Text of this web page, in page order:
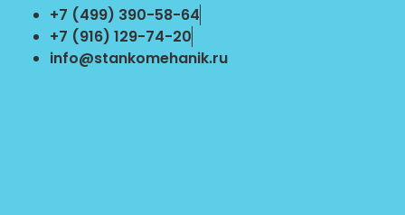
Перейти
содержимому
+7 (499) 390-58-64
+7 (916) 129-74-20
info@stankomehanik.ru